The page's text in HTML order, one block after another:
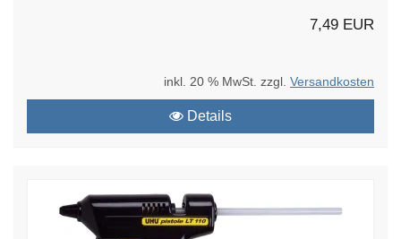
7,49 EUR
inkl. 20 % MwSt. zzgl. Versandkosten
Details